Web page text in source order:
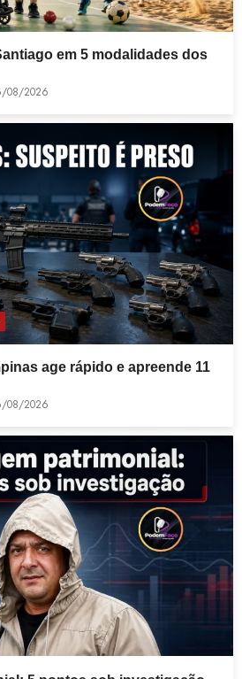
em 5 modalidades dos
08/2026
age rápido e apreende 11
08/2026